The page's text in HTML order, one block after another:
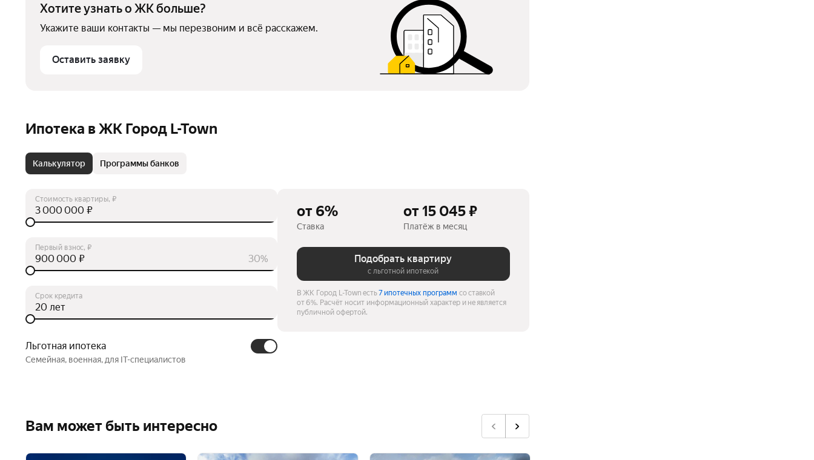
Хотите узнать о ЖК больше?
Укажите ваши контакты — мы перезвоним и всё расскажем.
Оставить заявку
Ипотека в ЖК Город L-Town
Калькулятор Программы банков
Стоимость квартиры, ₽
₽
Первый взнос, ₽
30%
₽
Срок кредита
лет
Льготная ипотека
Семейная, военная, для IT-специалистов
от 6%
Ставка
от 15 045 ₽
Платёж в месяц
Подобрать квартиру
с льготной ипотекой
В ЖК Город L-Town есть7 ипотечных программ со ставкой
от 6%. Расчёт носит информационный характер и не является
публичной офертой.
Вам может быть интересно